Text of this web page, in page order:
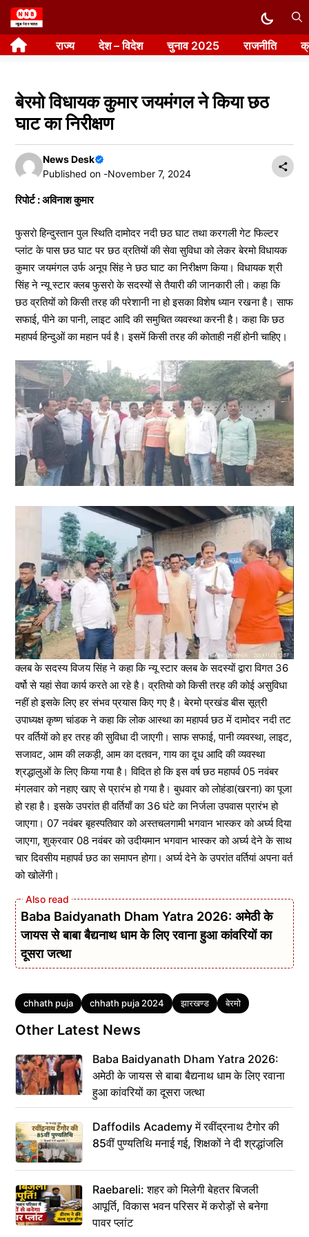
Skip
to
content राज्य देश – विदेश चुनाव 2025 राजनीति
बेरमो विधायक कुमार जयमंगल ने किया छठ
घाट का निरीक्षण
News Desk
Published on -November 7, 2024
रिपोर्ट : अविनाश कुमार
फुसरो हिन्दुस्तान पुल स्थिति दामोदर नदी छठ घाट तथा करगली गेट फिल्टर
प्लांट के पास छठ घाट पर छठ व्रतियों की सेवा सुविधा को लेकर बेरमो विधायक
कुमार जयमंगल उर्फ अनूप सिंह ने छठ घाट का निरीक्षण किया। विधायक श्री
सिंह ने न्यू स्टार क्लब फुसरो के सदस्यों से तैयारी की जानकारी ली। कहा कि
छठ व्रतियों को किसी तरह की परेशानी ना हो इसका विशेष ध्यान रखना है। साफ
सफाई, पीने का पानी, लाइट आदि की समुचित व्यवस्था करनी है। कहा कि छठ
महापर्व हिन्दुओं का महान पर्व है। इसमें किसी तरह की कोताही नहीं होनी चाहिए।
क्लब के सदस्य विजय सिंह ने कहा कि न्यू स्टार क्लब के सदस्यों द्वारा विगत 36
वर्षो से यहां सेवा कार्य करते आ रहे है। व्रतियो को किसी तरह की कोई असुविधा
नहीं हो इसके लिए हर संभव प्रयास किए गए है। बेरमो प्रखंड बीस सूत्री
उपाध्यक्ष कृष्ण चांडक ने कहा कि लोक आस्था का महापर्व छठ में दामोदर नदी तट
पर वर्तियों को हर तरह की सुविधा दी जाएगी। साफ सफाई, पानी व्यवस्था, लाइट,
सजावट, आम की लकड़ी, आम का दतवन, गाय का दूध आदि की व्यवस्था
श्रद्धालुओं के लिए किया गया है। विदित हो कि इस वर्ष छठ महापर्व 05 नवंबर
मंगलवार को नहाए खाए से प्रारंभ हो गया है। बुधवार को लोहंडा(खरना) का पूजा
हो रहा है। इसके उपरांत ही वर्तियाँ का 36 घंटे का निर्जला उपवास प्रारंभ हो
जाएगा। 07 नवंबर बृहस्पतिवार को अस्तचलगामी भगवान भास्कर को अर्घ्य दिया
जाएगा, शुक्रवार 08 नवंबर को उदीयमान भगवान भास्कर को अर्घ्य देने के साथ
चार दिवसीय महापर्व छठ का समापन होगा। अर्घ्य देने के उपरांत वर्तियां अपना वर्त
को खोलेंगी।
Baba Baidyanath Dham Yatra 2026: अमेठी के
जायस से बाबा बैद्यनाथ धाम के लिए रवाना हुआ कांवरियों का
दूसरा जत्था
Tags
chhath puja chhath puja 2024 झारखण्ड बेरमो
Other Latest News
Baba Baidyanath Dham Yatra 2026:
अमेठी के जायस से बाबा बैद्यनाथ धाम के लिए रवाना
हुआ कांवरियों का दूसरा जत्था
Daffodils Academy में रवींद्रनाथ टैगोर की
85वीं पुण्यतिथि मनाई गई, शिक्षकों ने दी श्रद्धांजलि
Raebareli: शहर को मिलेगी बेहतर बिजली
आपूर्ति, विकास भवन परिसर में करोड़ों से बनेगा
पावर प्लांट